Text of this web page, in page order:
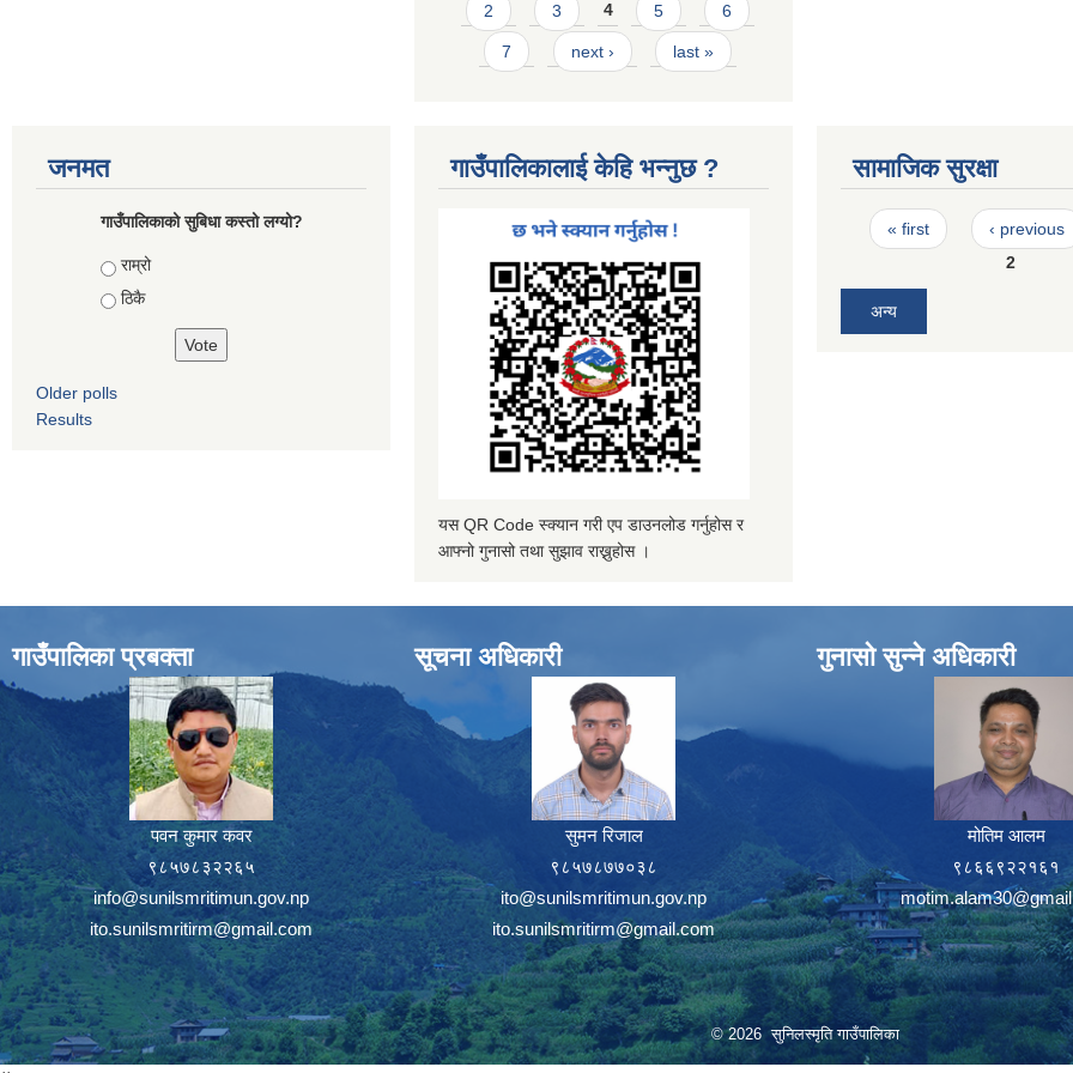
2 3 4 5 6
7 next › last »
जनमत
गाउँपालिकाको सुबिधा कस्तो लग्यो?
Choices
राम्रो
ठिकै
Older polls
Results
गाउँपालिकालाई केहि भन्नुछ ?
यस QR Code स्क्यान गरी एप डाउनलोड गर्नुहोस र
आफ्नो गुनासो तथा सुझाव राख्नुहोस ।
सामाजिक सुरक्षा
Pages
« first
‹ previous
2
अन्य
गाउँपालिका प्रबक्ता
पवन कुमार कवर
९८५७८३२२६५
info@sunilsmritimun.gov.np
ito.sunilsmritirm@gmail.com
सूचना अधिकारी
सुमन रिजाल
९८५७८७७०३८
ito@sunilsmritimun.gov.np
ito.sunilsmritirm@gmail.com
गुनासो सुन्ने अधिकारी
मोतिम आलम
९८६६९२२१६१
© 2026 सुनिलस्मृति गाउँपालिका